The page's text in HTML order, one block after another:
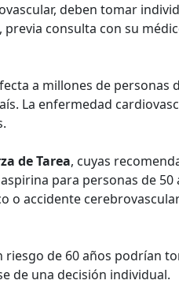
deben tomar
consulta con su
a millones de personas
La enfermedad
de Tarea, cuyas
para personas de 50
o accidente
riesgo de 60 años podrían
de una decisión individual.